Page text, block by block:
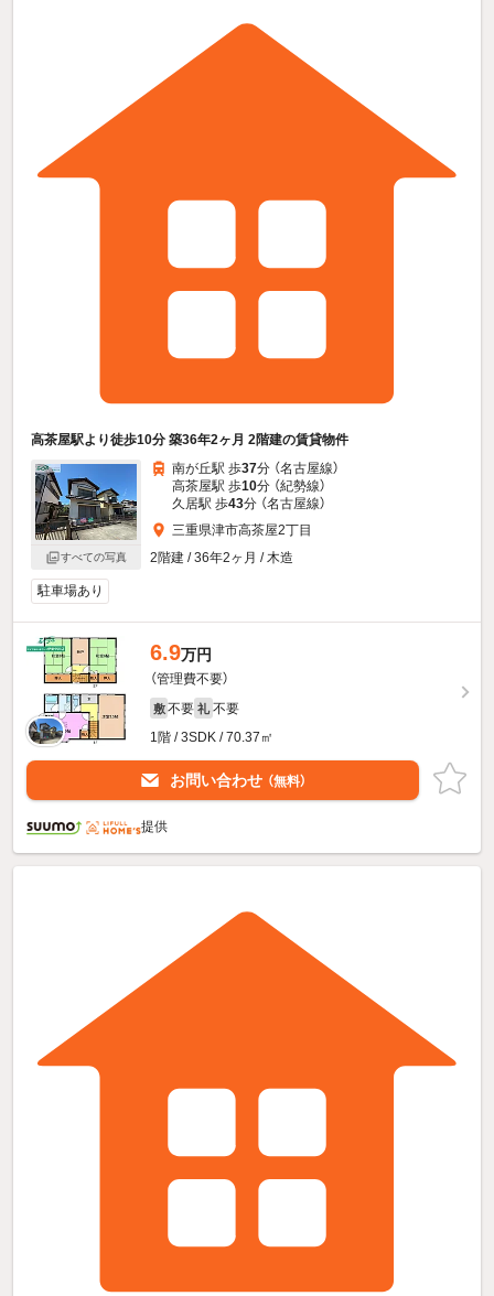
高茶屋駅より徒歩10分 築36年2ヶ月 2階建の賃貸物件
すべての写真
南が丘駅 歩37分 （名古屋線）
高茶屋駅 歩10分 （紀勢線）
久居駅 歩43分 （名古屋線）
三重県津市高茶屋2丁目
2階建 / 36年2ヶ月 / 木造
駐車場あり
6.9万円
（管理費不要）
敷 不要 礼 不要
1階 / 3SDK / 70.37㎡
お問い合わせ （無料）
提供